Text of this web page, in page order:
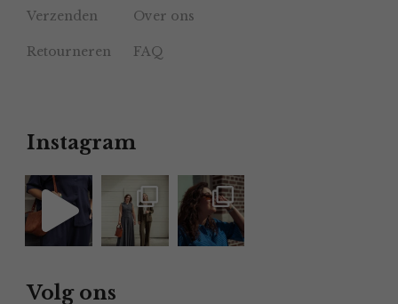
Verzenden Over ons
Retourneren FAQ
Instagram
Volg ons